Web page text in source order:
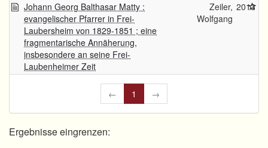
Johann Georg Balthasar Matty :
evangelischer Pfarrer in Frei-
Laubersheim von 1829-1851 ; eine
fragmentarische Annäherung,
insbesondere an seine Frei-
Laubenheimer Zeit
Zeiler,
Wolfgang
2013
← 1 →
Ergebnisse eingrenzen: